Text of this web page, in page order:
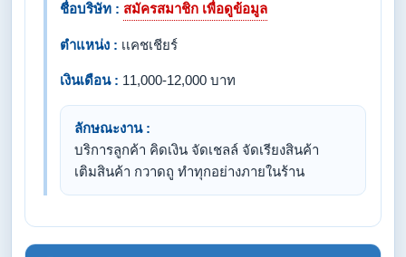
ชื่อบริษัท : สมัครสมาชิก เพื่อดูข้อมูล
ตำแหน่ง : เเคชเชียร์
เงินเดือน : 11,000-12,000 บาท
ลักษณะงาน :
บริการลูกค้า คิดเงิน จัดเชลล์ จัดเรียงสินค้า
เติมสินค้า กวาดถู ทำทุกอย่างภายในร้าน